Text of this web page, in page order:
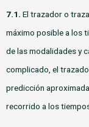
7.1. El trazador o
máximo posible a los
de las modalidades y
complicado, el
predicción
recorrido a los